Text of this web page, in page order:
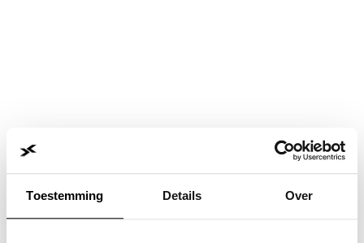
Toestemming Details Over